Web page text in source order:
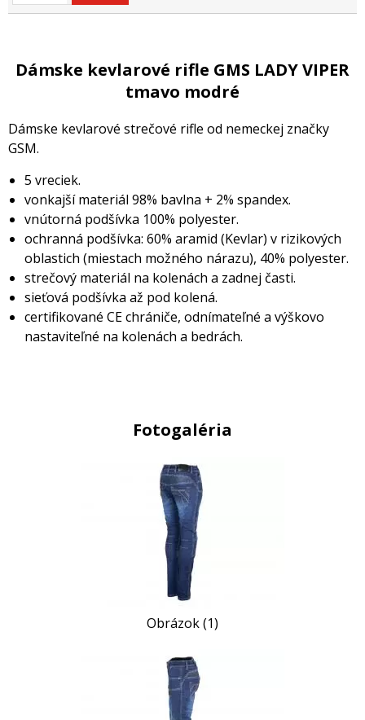
Dámske kevlarové rifle GMS LADY VIPER
tmavo modré
Dámske kevlarové strečové rifle od nemeckej značky
GSM.
5 vreciek.
vonkajší materiál 98% bavlna + 2% spandex.
vnútorná podšívka 100% polyester.
ochranná podšívka: 60% aramid (Kevlar) v rizikových
oblastich (miestach možného nárazu), 40% polyester.
strečový materiál na kolenách a zadnej časti.
sieťová podšívka až pod kolená.
certifikované CE chrániče, odnímateľné a výškovo
nastaviteľné na kolenách a bedrách.
Fotogaléria
Obrázok (1)